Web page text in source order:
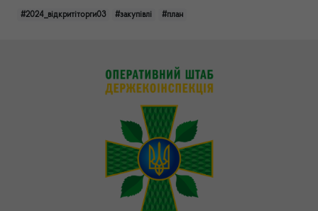
#2024_відкритіторги03 #закупівлі #план